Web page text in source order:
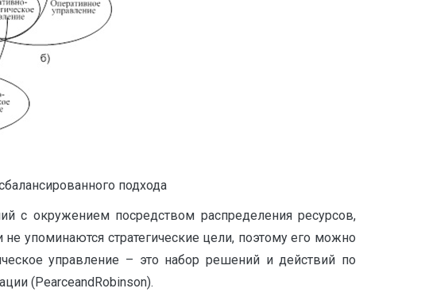
подхода
с окружением посредством распределения ресурсов,
упоминаются стратегические цели, поэтому его можно
управление – это набор решений и действий по
(PearceandRobinson).